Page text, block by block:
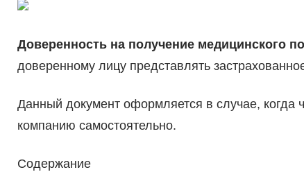
Доверенность на получение медицинского
доверенному лицу представлять
Данный документ оформляется в случае, когда
компанию самостоятельно.
Содержание